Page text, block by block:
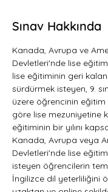
Sınav Hakkında
Kanada, Avrupa ve
Devletleri'nde lise
lise eğitiminin geri
sürdürmek isteyen, 9.
üzere öğrencinin eğitim
göre lise mezuniyetine
eğitiminin bir yılını
Kanada, Avrupa veya
Devletleri'nde lise
isteyen öğrencilerin
İngilizce dil yeterliliğini